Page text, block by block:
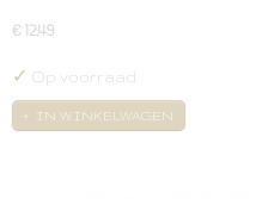
€ 12,49
✓ Op voorraad
IN WINKELWAGEN